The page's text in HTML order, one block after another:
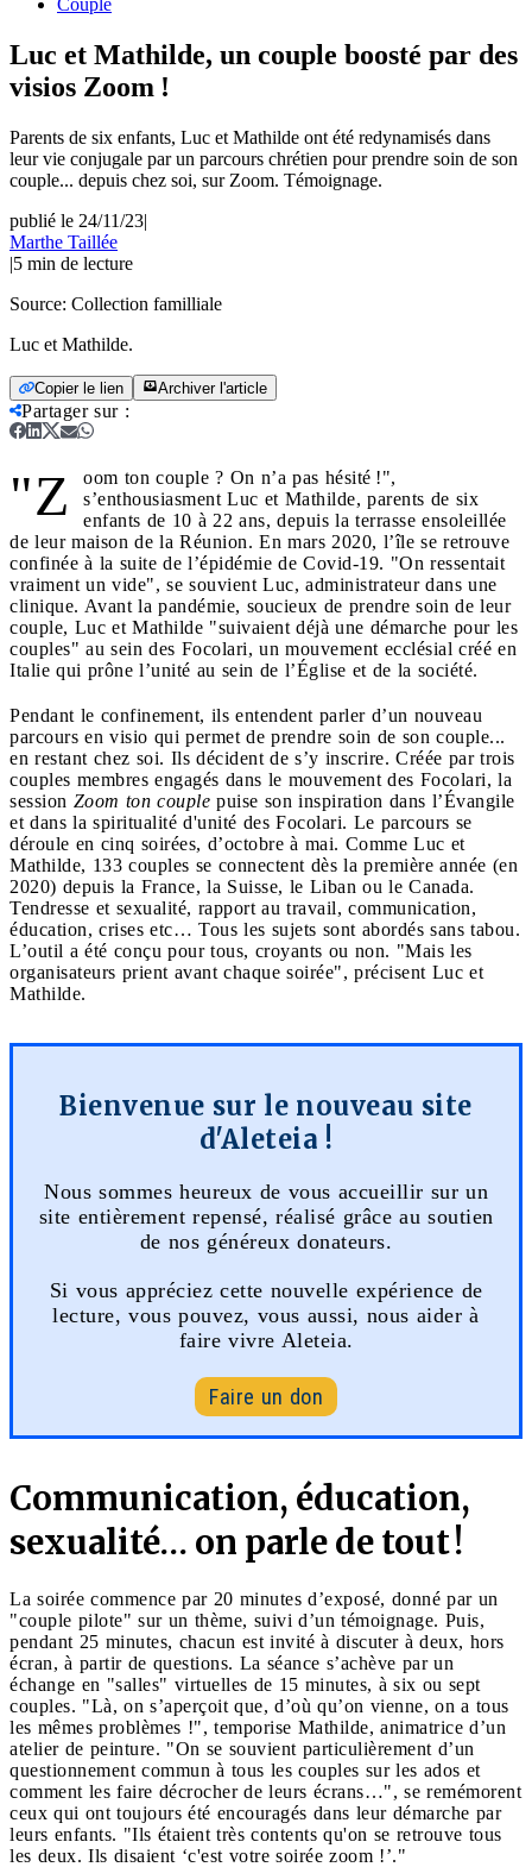
Couple
Luc et Mathilde, un couple boosté par des
visios Zoom !
Parents de six enfants, Luc et Mathilde ont été redynamisés dans
leur vie conjugale par un parcours chrétien pour prendre soin de son
couple... depuis chez soi, sur Zoom. Témoignage.
publié le 24/11/23|
Marthe Taillée
|5 min de lecture
Source: Collection familliale
Luc et Mathilde.
Copier le lien Archiver l'article
Partager sur:
"Z
oom ton couple ? On n’a pas hésité !",
s’enthousiasment Luc et Mathilde, parents de six
enfants de 10 à 22 ans, depuis la terrasse ensoleillée
de leur maison de la Réunion. En mars 2020, l’île se retrouve
confinée à la suite de l’épidémie de Covid-19. "On ressentait
vraiment un vide", se souvient Luc, administrateur dans une
clinique. Avant la pandémie, soucieux de prendre soin de leur
couple, Luc et Mathilde "suivaient déjà une démarche pour les
couples" au sein des Focolari, un mouvement ecclésial créé en
Italie qui prône l’unité au sein de l’Église et de la société.
Pendant le confinement, ils entendent parler d’un nouveau
parcours en visio qui permet de prendre soin de son couple...
en restant chez soi. Ils décident de s’y inscrire. Créée par trois
couples membres engagés dans le mouvement des Focolari, la
session Zoom ton couple puise son inspiration dans l’Évangile
et dans la spiritualité d'unité des Focolari. Le parcours se
déroule en cinq soirées, d’octobre à mai. Comme Luc et
Mathilde, 133 couples se connectent dès la première année (en
2020) depuis la France, la Suisse, le Liban ou le Canada.
Tendresse et sexualité, rapport au travail, communication,
éducation, crises etc… Tous les sujets sont abordés sans tabou.
L’outil a été conçu pour tous, croyants ou non. "Mais les
organisateurs prient avant chaque soirée", précisent Luc et
Mathilde.
Bienvenue sur le nouveau site
d'Aleteia !
Nous sommes heureux de vous accueillir sur un
site entièrement repensé, réalisé grâce au soutien
de nos généreux donateurs.
Si vous appréciez cette nouvelle expérience de
lecture, vous pouvez, vous aussi, nous aider à
faire vivre Aleteia.
Faire un don
Communication, éducation,
sexualité… on parle de tout !
La soirée commence par 20 minutes d’exposé, donné par un
"couple pilote" sur un thème, suivi d’un témoignage. Puis,
pendant 25 minutes, chacun est invité à discuter à deux, hors
écran, à partir de questions. La séance s’achève par un
échange en "salles" virtuelles de 15 minutes, à six ou sept
couples. "Là, on s’aperçoit que, d’où qu’on vienne, on a tous
les mêmes problèmes !", temporise Mathilde, animatrice d’un
atelier de peinture. "On se souvient particulièrement d’un
questionnement commun à tous les couples sur les ados et
comment les faire décrocher de leurs écrans…", se remémorent
ceux qui ont toujours été encouragés dans leur démarche par
leurs enfants. "Ils étaient très contents qu'on se retrouve tous
les deux. Ils disaient ‘c'est votre soirée zoom !’."